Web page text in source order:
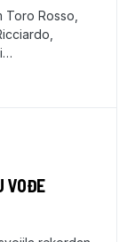
Rosso,
VOĐE